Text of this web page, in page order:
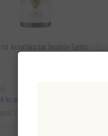
Assyrtiko tør hvidvin Santo
kr. eks. moms